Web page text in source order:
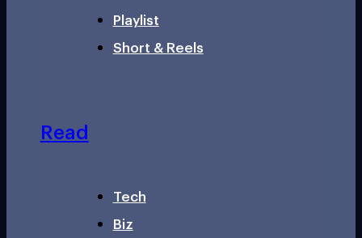
Playlist
Short & Reels
Read
Tech
Biz